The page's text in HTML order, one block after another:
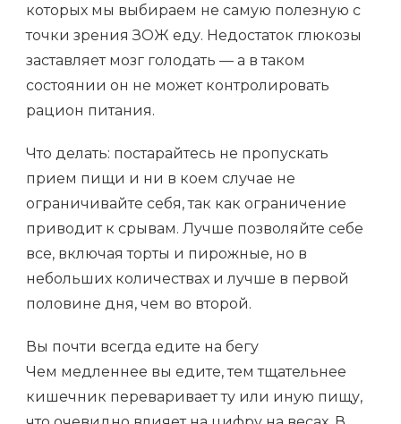
которых мы выбираем не самую полезную с
точки зрения ЗОЖ еду. Недостаток глюкозы
заставляет мозг голодать — а в таком
состоянии он не может контролировать
рацион питания.
Что делать: постарайтесь не пропускать
прием пищи и ни в коем случае не
ограничивайте себя, так как ограничение
приводит к срывам. Лучше позволяйте себе
все, включая торты и пирожные, но в
небольших количествах и лучше в первой
половине дня, чем во второй.
Вы почти всегда едите на бегу
Чем медленнее вы едите, тем тщательнее
кишечник переваривает ту или иную пищу,